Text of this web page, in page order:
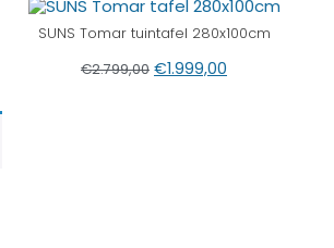
SUNS Tomar tuintafel 280x100cm
€2.799,00 €1.999,00